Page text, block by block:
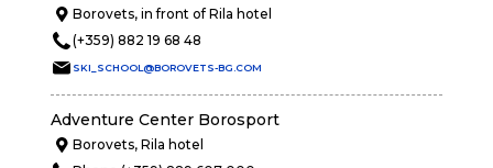
Borovets, in front of Rila hotel
(+359) 882 19 68 48
SKI_SCHOOL@BOROVETS-BG.COM
Adventure Center Borosport
Borovets, Rila hotel